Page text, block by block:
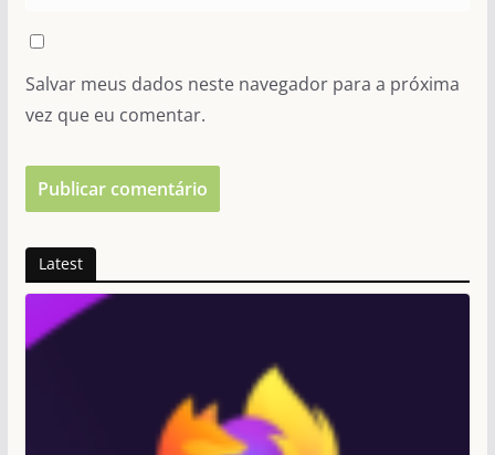
Salvar meus dados neste navegador para a próxima
vez que eu comentar.
Latest